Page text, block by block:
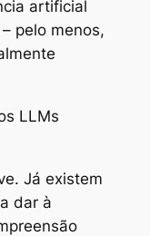
artificial
pelo menos,
LLMs
Já existem
dar à